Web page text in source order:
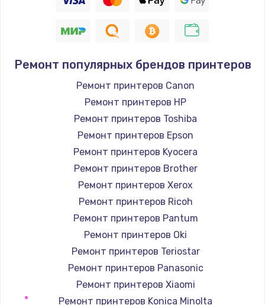
Заказать
Замена шнура
Заказать
Замена / ремонт электронного модуля
управления
600 руб.
Заказать
Замена конфорки
Заказать
Замена платы сенсора
Заказать
Ремонт популярных брендов принтеров
Ремонт принтеров Canon
Ремонт принтеров HP
Ремонт принтеров Toshiba
Ремонт принтеров Epson
Ремонт принтеров Kyocera
Ремонт принтеров Brother
Ремонт принтеров Xerox
Ремонт принтеров Ricoh
Ремонт принтеров Pantum
Ремонт принтеров Oki
Ремонт принтеров Teriostar
Ремонт принтеров Panasonic
Ремонт принтеров Xiaomi
Ремонт принтеров Konica Minolta